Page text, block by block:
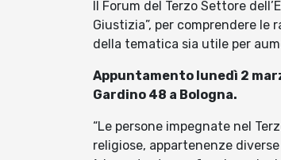
Il Forum del Terzo Settore
Giustizia”, per comprendere le
della tematica sia utile per
Appuntamento lunedì 2
Gardino 48 a Bologna.
“Le persone impegnate nel
religiose, appartenenze